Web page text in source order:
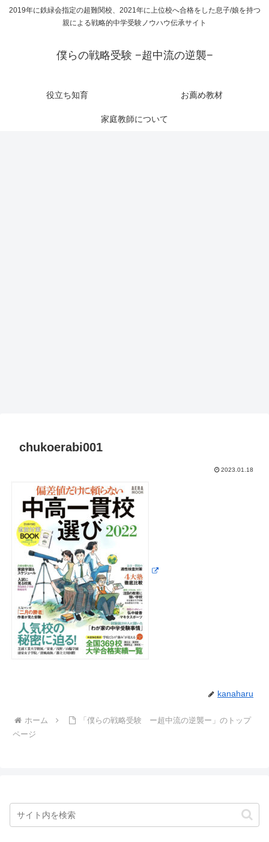
2019年に鉄緑会指定の超難関校、2021年に上位校へ合格をした息子/娘を持つ
親による戦略的中学受験ノウハウ伝承サイト
僕らの戦略受験 −超中流の逆襲−
役立ち知育 お薦め教材
家庭教師について
chukoerabi001
2023.01.18
kanaharu
ホーム
「僕らの戦略受験 ー超中流の逆襲ー」のトップ
ページ